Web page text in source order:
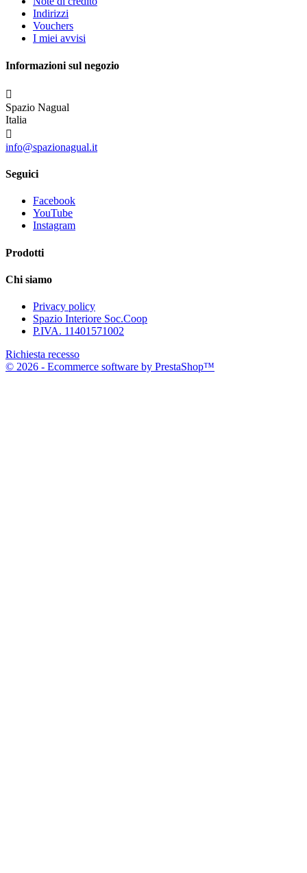
Indirizzi
Vouchers
I miei avvisi
Informazioni sul negozio

Spazio Nagual
Italia

info@spazionagual.it
Seguici
Facebook
YouTube
Instagram
Prodotti
Chi siamo
Privacy policy
Spazio Interiore Soc.Coop
P.IVA. 11401571002
Richiesta recesso
© 2026 - Ecommerce software by PrestaShop™